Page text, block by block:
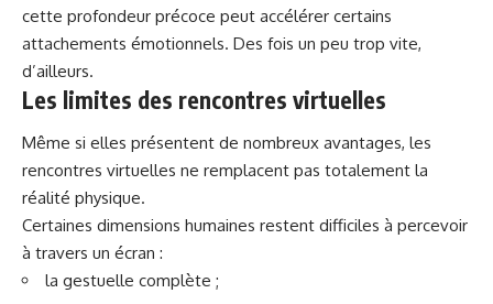
cette profondeur précoce peut accélérer certains
attachements émotionnels. Des fois un peu trop vite,
d’ailleurs.
Les limites des rencontres virtuelles
Même si elles présentent de nombreux avantages, les
rencontres virtuelles ne remplacent pas totalement la
réalité physique.
Certaines dimensions humaines restent difficiles à percevoir
à travers un écran :
la gestuelle complète ;